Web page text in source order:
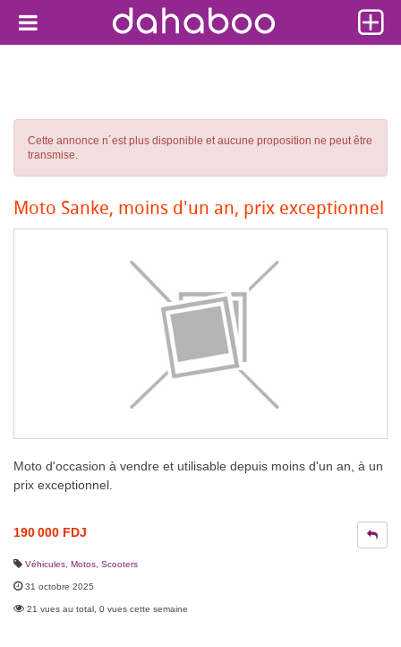
Cette annonce n´est plus disponible et aucune proposition ne peut être
transmise.
Moto Sanke, moins d'un an, prix exceptionnel
Moto d'occasion à vendre et utilisable depuis moins d'un an, à un
prix exceptionnel.
190 000 FDJ
Véhicules Motos, Scooters
31 octobre 2025
21 vues au total, 0 vues cette semaine